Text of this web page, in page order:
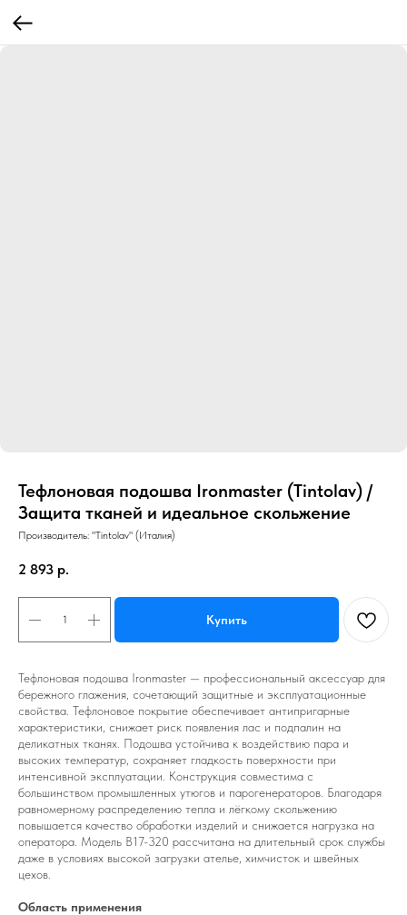
Тефлоновая подошва Ironmaster (Tintolav) /
Защита тканей и идеальное скольжение
Производитель: "Tintolav" (Италия)
2 893 р.
Купить
Тефлоновая подошва Ironmaster — профессиональный аксессуар для
бережного глажения, сочетающий защитные и эксплуатационные
свойства. Тефлоновое покрытие обеспечивает антипригарные
характеристики, снижает риск появления лас и подпалин на
деликатных тканях. Подошва устойчива к воздействию пара и
высоких температур, сохраняет гладкость поверхности при
интенсивной эксплуатации. Конструкция совместима с
большинством промышленных утюгов и парогенераторов. Благодаря
равномерному распределению тепла и лёгкому скольжению
повышается качество обработки изделий и снижается нагрузка на
оператора. Модель B17-320 рассчитана на длительный срок службы
даже в условиях высокой загрузки ателье, химчисток и швейных
цехов.
Область применения